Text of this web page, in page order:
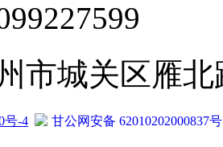
市城关区雁北
号-4 甘公网安备 62010202000837号